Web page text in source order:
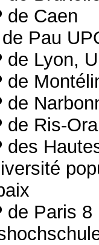
de Caen
Pau
de Lyon,
de
de
de Ris-
des
de Paris 8